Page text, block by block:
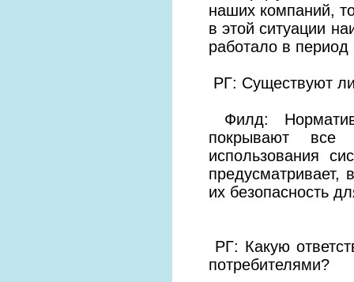
наших компаний,
в этой ситуации
работало в
РГ: Существуют
Филд:
покрывают все
использования
предусматривает,
их безопасность
РГ: Какую
потребителями?